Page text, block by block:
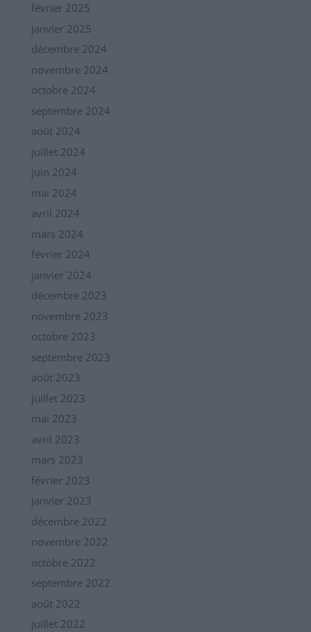
février 2025
janvier 2025
décembre 2024
novembre 2024
octobre 2024
septembre 2024
août 2024
juillet 2024
juin 2024
mai 2024
avril 2024
mars 2024
février 2024
janvier 2024
décembre 2023
novembre 2023
octobre 2023
septembre 2023
août 2023
juillet 2023
mai 2023
avril 2023
mars 2023
février 2023
janvier 2023
décembre 2022
novembre 2022
octobre 2022
septembre 2022
août 2022
juillet 2022